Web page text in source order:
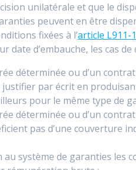
unilatérale et que le
peuvent en être
fixées à l’article L911-1
d’embauche, les cas de
déterminée ou d’un
justifier par écrit en
pour le même type de
déterminée ou d’un
pas d’une couverture
système de garanties les